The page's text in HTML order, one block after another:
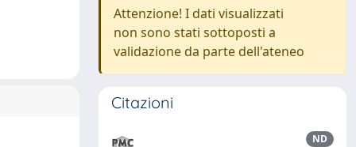
Attenzione! I dati visualizzati
non sono stati sottoposti a
validazione da parte dell'ateneo
Citazioni
ND